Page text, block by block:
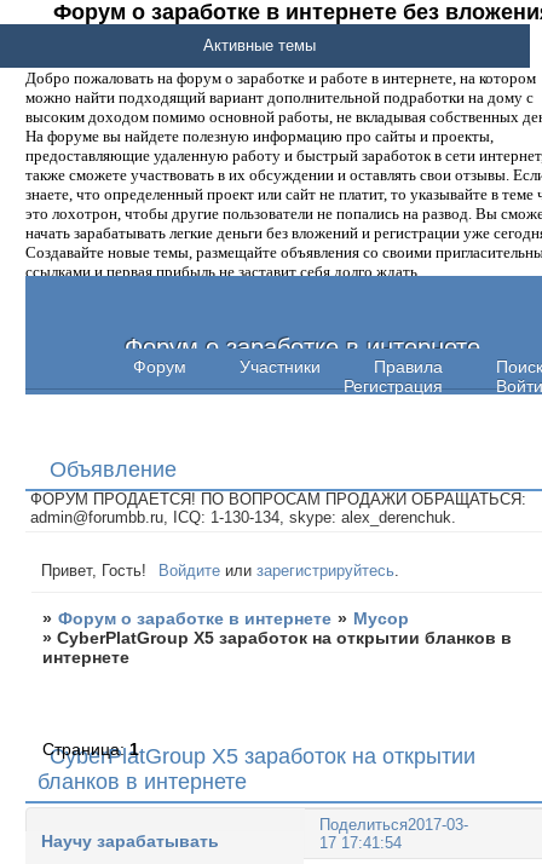
Форум о заработке в интернете без
денег.
Добро пожаловать на форум о заработке и работе в интернете, на котором
можно найти подходящий вариант дополнительной подработки на дому с
высоким доходом помимо основной работы, не вкладывая собственных
На форуме вы найдете полезную информацию про сайты и проекты,
предоставляющие удаленную работу и быстрый заработок в сети
также сможете участвовать в их обсуждении и оставлять свои отзывы.
знаете, что определенный проект или сайт не платит, то указывайте в теме
это лохотрон, чтобы другие пользователи не попались на развод. Вы
начать зарабатывать легкие деньги без вложений и регистрации уже
Создавайте новые темы, размещайте объявления со своими
ссылками и первая прибыль не заставит себя долго ждать.
Форум о заработке в интернете
Форум Участники Правила
Поиск
Регистрация
Войти
Активные темы
Объявление
ФОРУМ ПРОДАЕТСЯ! ПО ВОПРОСАМ ПРОДАЖИ ОБРАЩАТЬСЯ:
admin@forumbb.ru, ICQ: 1-130-134, skype: alex_derenchuk.
Привет, Гость! Войдите илизарегистрируйтесь
» Форум о заработке в интернете » Мусор
»CyberPlatGroup X5 заработок на открытии бланков в
интернете
CyberPlatGroup X5 заработок на открытии
бланков в интернете
Страница:1
Поделиться2017-03-
17 17:41:54
Научу зарабатывать